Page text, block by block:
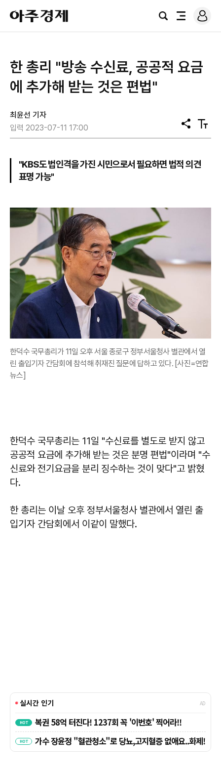
아
주
경
검
전
로
그
한 총리 "방송 수신료, 공공적 요금
에 추가해 받는 것은 편법"
최윤선 기자
입력 2023-07-11 17:00
공
유
텍
스
"KBS도 법인격을 가진 시민으로서 필요하면 법적 의견
표명 가능"
한덕수 국무총리가 11일 오후 서울 종로구 정부서울청사 별관에서 열
린 출입기자 간담회에 참석해 취재진 질문에 답하고 있다. [사진=연합
뉴스]
한덕수 국무총리는 11일 "수신료를 별도로 받지 않고
공공적 요금에 추가해 받는 것은 분명 편법"이라며 "수
신료와 전기요금을 분리 징수하는 것이 맞다"고 밝혔
다.
한 총리는 이날 오후 정부서울청사 별관에서 열린 출
입기자 간담회에서 이같이 말했다.